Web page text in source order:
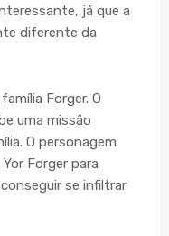
já que a
diferente da
Forger. O
uma missão
O personagem
Forger para
se infiltrar